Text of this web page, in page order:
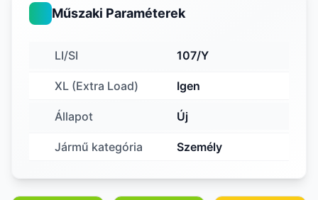
Műszaki Paraméterek
LI/SI 107/Y
XL (Extra Load) Igen
Állapot Új
Jármű kategória Személy